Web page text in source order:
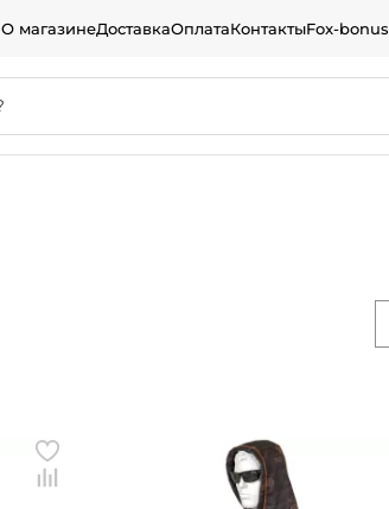
О магазинеДоставкаОплатаКонтактыFox-bonus